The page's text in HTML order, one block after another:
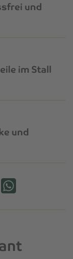
und
im Stall
und